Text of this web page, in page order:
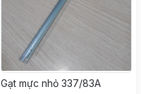
Gạt mực nhỏ 337/83A